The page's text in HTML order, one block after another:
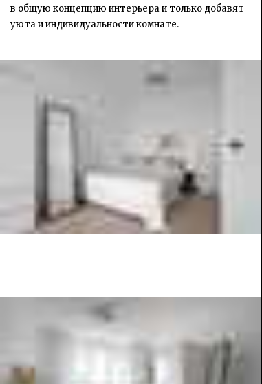
в общую концепцию интерьера и только добавят
уюта и индивидуальности комнате.